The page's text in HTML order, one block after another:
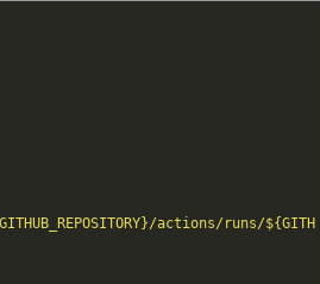
actions/runs/${GITH